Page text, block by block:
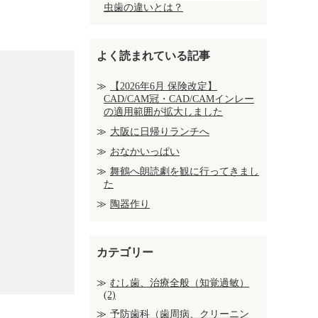
虫歯の違いとは？
よく読まれている記事
【2026年6月 保険改定】
CAD/CAM冠・CAD/CAMインレー
の適用範囲が拡大しました
大阪に日帰りランチへ
おなかいっぱい
舞鶴へ朗読劇を観に行ってきまし
た
陶器作り
カテゴリー
むし歯、治療全般（知覚過敏）
(2)
予防歯科（歯周病、クリーニン